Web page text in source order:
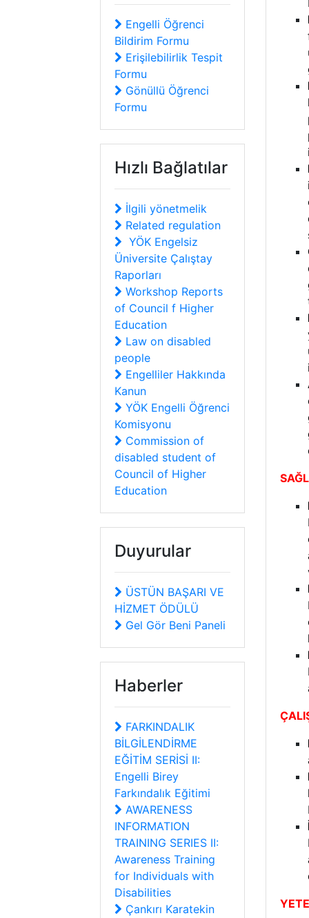
Engelli Öğrenci
Bildirim Formu
Erişilebilirlik Tespit
Formu
Gönüllü Öğrenci
Formu
Hızlı Bağlatılar
İlgili yönetmelik
Related regulation
YÖK Engelsiz
Üniversite Çalıştay
Raporları
Workshop Reports
of Council f Higher
Education
Law on disabled
people
Engelliler Hakkında
Kanun
YÖK Engelli Öğrenci
Komisyonu
Commission of
disabled student of
Council of Higher
Education
Duyurular
ÜSTÜN BAŞARI VE
HİZMET ÖDÜLÜ
Gel Gör Beni Paneli
Haberler
FARKINDALIK
BİLGİLENDİRME
EĞİTİM SERİSİ II:
Engelli Birey
Farkındalık Eğitimi
AWARENESS
INFORMATION
TRAINING SERIES II:
Awareness Training
for Individuals with
Disabilities
Çankırı Karatekin